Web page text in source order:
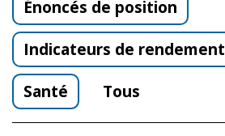
Énoncés de position
Indicateurs de rendement
Santé
Tous